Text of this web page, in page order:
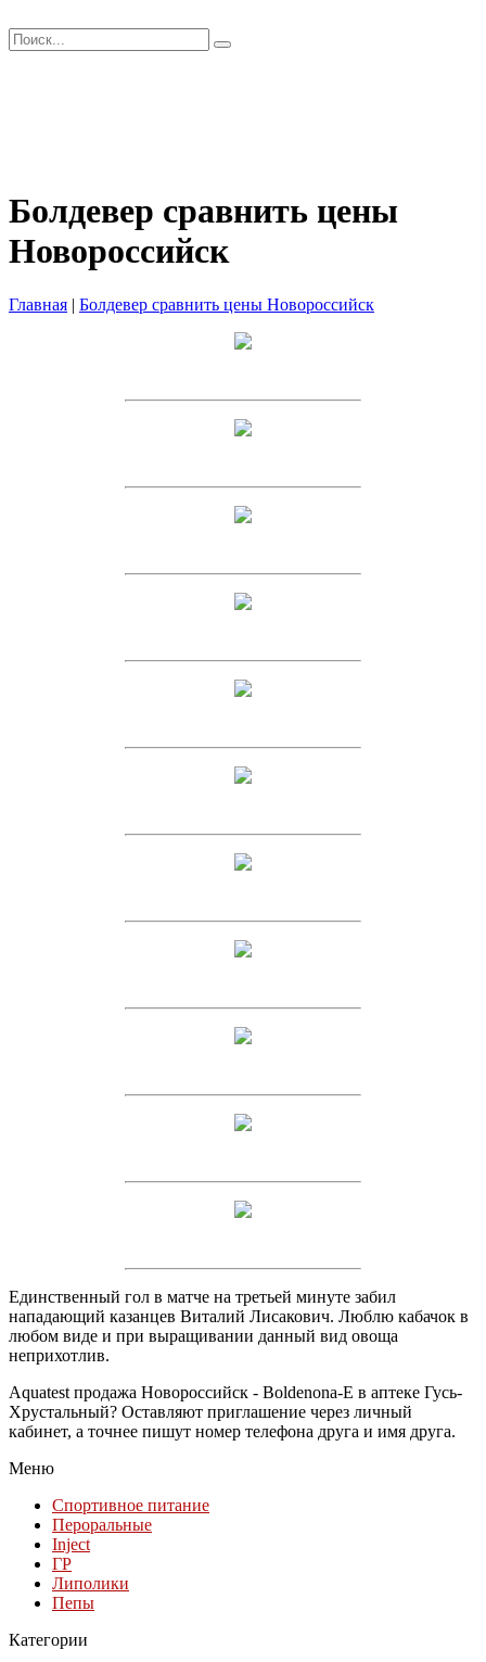
Болдевер сравнить цены
Новороссийск
Главная | Болдевер сравнить цены Новороссийск
Единственный гол в матче на третьей минуте забил
нападающий казанцев Виталий Лисакович. Люблю кабачок в
любом виде и при выращивании данный вид овоща
неприхотлив.
Aquatest продажа Новороссийск - Boldenona-E в аптеке Гусь-
Хрустальный? Оставляют приглашение через личный
кабинет, а точнее пишут номер телефона друга и имя друга.
Меню
Спортивное питание
Пероральные
Inject
ГР
Липолики
Пепы
Категории